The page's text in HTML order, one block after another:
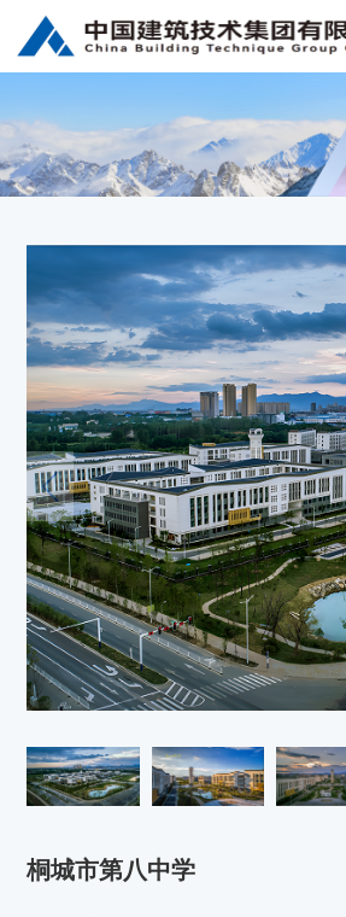
桐城市第八中学